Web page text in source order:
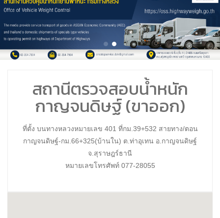
สถานีตรวจสอบน้ำหนัก
กาญจนดิษฐ์ (ขาออก)
ที่ตั้ง บนทางหลวงหมายเลข 401 ที่กม.39+532 สายทาง/ตอน
กาญจนดิษฐ์-กม.66+325(บ้านใน) ต.ท่าอุเทน อ.กาญจนดิษฐ์
จ.สุราษฎร์ธานี
หมายเลขโทรศัพท์ 077-28055